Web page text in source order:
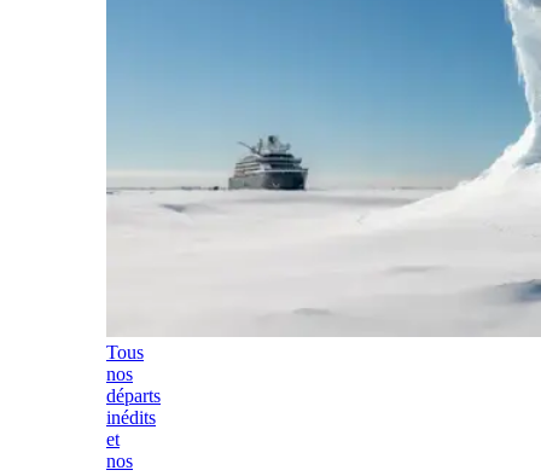
Tous
nos
départs
inédits
et
nos